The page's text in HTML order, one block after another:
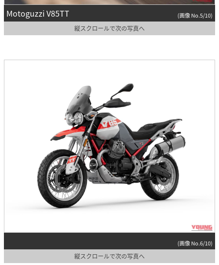
Motoguzzi V85TT (画像 No.5/10)
縦スクロールで次の写真へ
(画像 No.6/10)
縦スクロールで次の写真へ